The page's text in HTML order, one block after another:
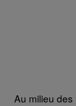
Au milieu